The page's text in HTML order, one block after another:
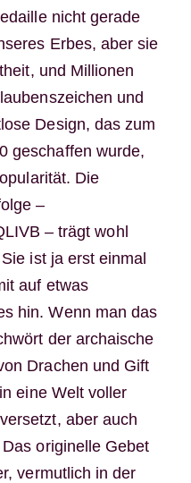
nicht gerade
Erbes, aber sie
und Millionen
und
Design, das zum
geschaffen wurde,
Die
–
– trägt wohl
ist ja erst einmal
auf etwas
hin. Wenn man das
der archaische
Drachen und Gift
eine Welt voller
aber auch
originelle Gebet
vermutlich in der